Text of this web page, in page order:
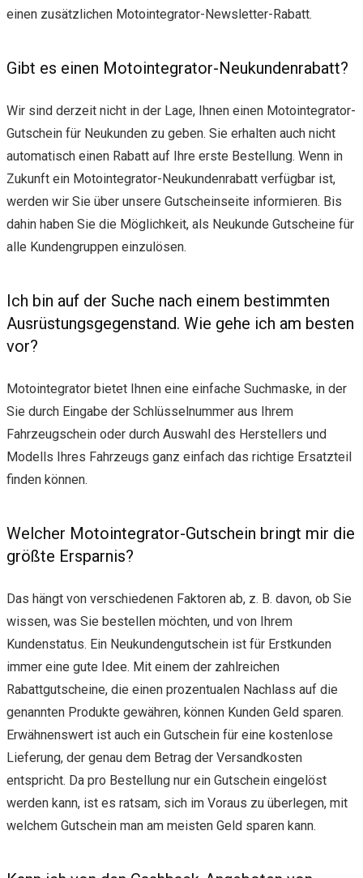
einen zusätzlichen Motointegrator-Newsletter-Rabatt.
Gibt es einen Motointegrator-Neukundenrabatt?
Wir sind derzeit nicht in der Lage, Ihnen einen Motointegrator-
Gutschein für Neukunden zu geben. Sie erhalten auch nicht
automatisch einen Rabatt auf Ihre erste Bestellung. Wenn in
Zukunft ein Motointegrator-Neukundenrabatt verfügbar ist,
werden wir Sie über unsere Gutscheinseite informieren. Bis
dahin haben Sie die Möglichkeit, als Neukunde Gutscheine für
alle Kundengruppen einzulösen.
Ich bin auf der Suche nach einem bestimmten
Ausrüstungsgegenstand. Wie gehe ich am besten
vor?
Motointegrator bietet Ihnen eine einfache Suchmaske, in der
Sie durch Eingabe der Schlüsselnummer aus Ihrem
Fahrzeugschein oder durch Auswahl des Herstellers und
Modells Ihres Fahrzeugs ganz einfach das richtige Ersatzteil
finden können.
Welcher Motointegrator-Gutschein bringt mir die
größte Ersparnis?
Das hängt von verschiedenen Faktoren ab, z. B. davon, ob Sie
wissen, was Sie bestellen möchten, und von Ihrem
Kundenstatus. Ein Neukundengutschein ist für Erstkunden
immer eine gute Idee. Mit einem der zahlreichen
Rabattgutscheine, die einen prozentualen Nachlass auf die
genannten Produkte gewähren, können Kunden Geld sparen.
Erwähnenswert ist auch ein Gutschein für eine kostenlose
Lieferung, der genau dem Betrag der Versandkosten
entspricht. Da pro Bestellung nur ein Gutschein eingelöst
werden kann, ist es ratsam, sich im Voraus zu überlegen, mit
welchem Gutschein man am meisten Geld sparen kann.